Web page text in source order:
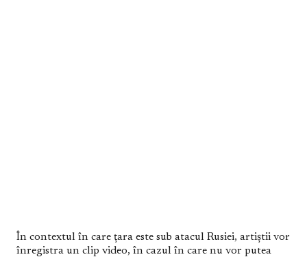
În contextul în care țara este sub atacul Rusiei, artiștii vor
înregistra un clip video, în cazul în care nu vor putea